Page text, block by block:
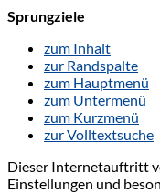
Sprungziele
zum Inhalt
zur Randspalte
zum Hauptmenü
zum Untermenü
zum Kurzmenü
zur Volltextsuche
Dieser Internetauftritt
Einstellungen und